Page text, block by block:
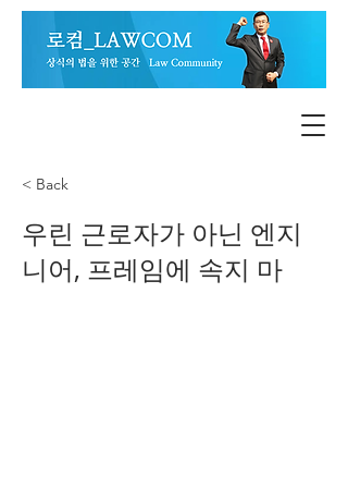
< Back
우린 근로자가 아닌 엔지
니어, 프레임에 속지 마